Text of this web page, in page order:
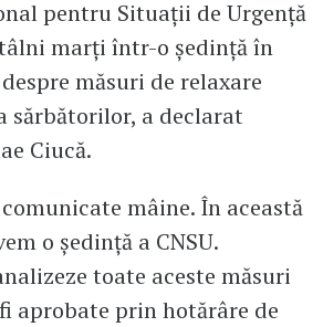
pentru Situații de Urgență
marți într-o ședință în
măsuri de relaxare
sărbătorilor, a declarat
Ciucă.
mâine. În această
o ședință a CNSU.
toate aceste măsuri
aprobate prin hotărâre de